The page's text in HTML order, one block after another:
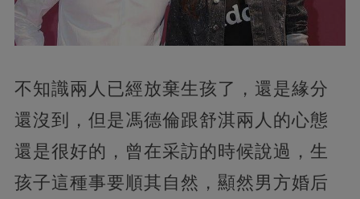
不知識兩人已經放棄生孩了，還是緣分
還沒到，但是馮德倫跟舒淇兩人的心態
還是很好的，曾在采訪的時候說過，生
孩子這種事要順其自然，顯然男方婚后